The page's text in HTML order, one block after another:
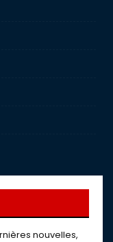
nouvelles,